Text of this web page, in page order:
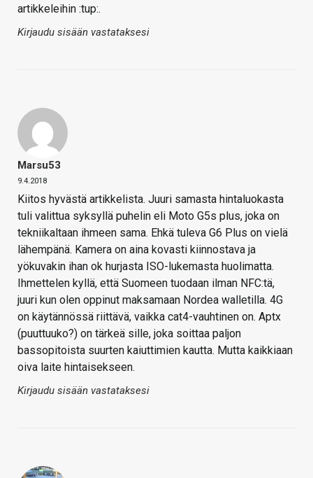
artikkeleihin :tup:.
Kirjaudu sisään vastataksesi
Marsu53
9.4.2018
Kiitos hyvästä artikkelista. Juuri samasta hintaluokasta
tuli valittua syksyllä puhelin eli Moto G5s plus, joka on
tekniikaltaan ihmeen sama. Ehkä tuleva G6 Plus on vielä
lähempänä. Kamera on aina kovasti kiinnostava ja
yökuvakin ihan ok hurjasta ISO-lukemasta huolimatta.
Ihmettelen kyllä, että Suomeen tuodaan ilman NFC:tä,
juuri kun olen oppinut maksamaan Nordea walletilla. 4G
on käytännössä riittävä, vaikka cat4-vauhtinen on. Aptx
(puuttuuko?) on tärkeä sille, joka soittaa paljon
bassopitoista suurten kaiuttimien kautta. Mutta kaikkiaan
oiva laite hintaisekseen.
Kirjaudu sisään vastataksesi